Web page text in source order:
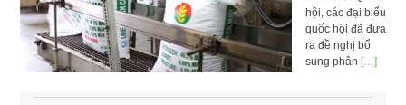
hội, các đại biểu
quốc hội đã đưa
ra đề nghị bổ
sung phân […]